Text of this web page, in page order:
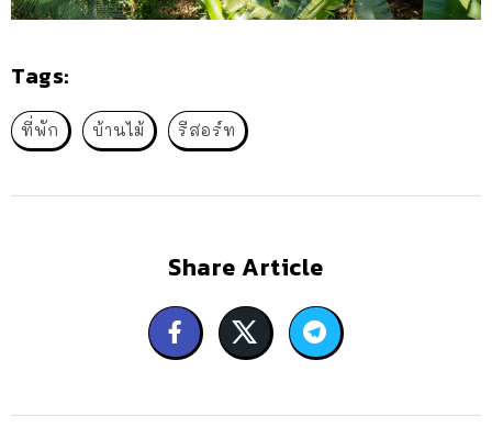
Tags:
ที่พัก บ้านไม้ รีสอร์ท
Share Article